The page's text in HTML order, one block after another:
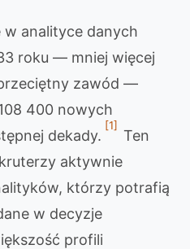
w analityce danych
roku — mniej więcej
zawód —
400 nowych
dekady.
[1]
Ten
aktywnie
którzy potrafią
w decyzje
profili